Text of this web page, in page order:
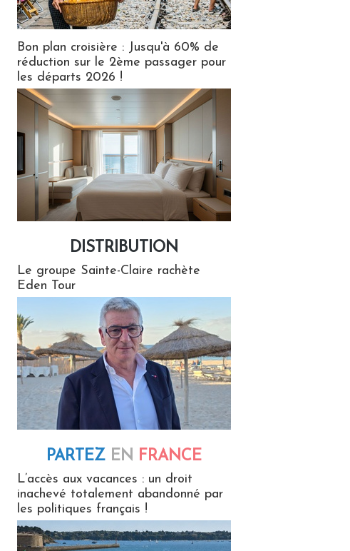
Bon plan croisière : Jusqu'à 60% de
réduction sur le 2ème passager pour
les départs 2026 !
DISTRIBUTION
Le groupe Sainte-Claire rachète
Eden Tour
PARTEZ EN FRANCE
L’accès aux vacances : un droit
inachevé totalement abandonné par
les politiques français !